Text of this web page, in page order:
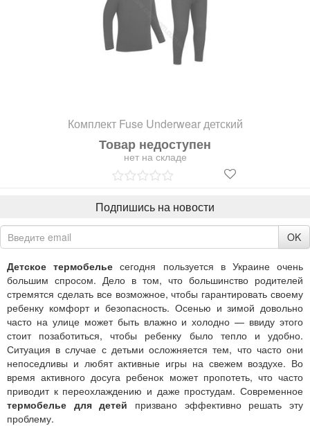
Детское термобелье сегодня пользуется в Украине очень
большим спросом. Дело в том, что большинство родителей
стремятся сделать все возможное, чтобы гарантировать своему
ребенку комфорт и безопасность. Осенью и зимой довольно
часто на улице может быть влажно и холодно — ввиду этого
стоит позаботиться, чтобы ребенку было тепло и удобно.
Ситуация в случае с детьми осложняется тем, что часто они
непоседливы и любят активные игры на свежем воздухе. Во
время активного досуга ребенок может пропотеть, что часто
приводит к переохлаждению и даже простудам. Современное
термобелье для детей призвано эффективно решать эту
проблему.
Комплект Fuse Underwear детский
Товар недоступен
нет на складе
Подпишись на новости
OK